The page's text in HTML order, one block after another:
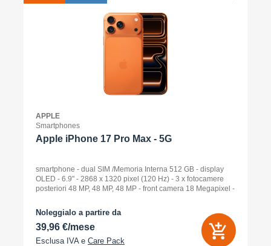
APPLE
Smartphones
Apple iPhone 17 Pro Max - 5G
smartphone - dual SIM /Memoria Interna 512 GB - display
OLED - 6.9" - 2868 x 1320 pixel (120 Hz) - 3 x fotocamere
posteriori 48 MP, 48 MP, 48 MP - front camera 18 Megapixel -
Noleggialo a partire da
39,96 €/mese
Esclusa IVA e Care Pack